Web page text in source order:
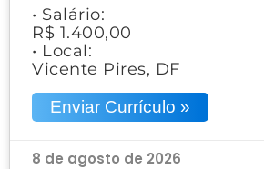
• Salário:
R$ 1.400,00
• Local:
Vicente Pires, DF
Enviar Currículo »
8 de agosto de 2026